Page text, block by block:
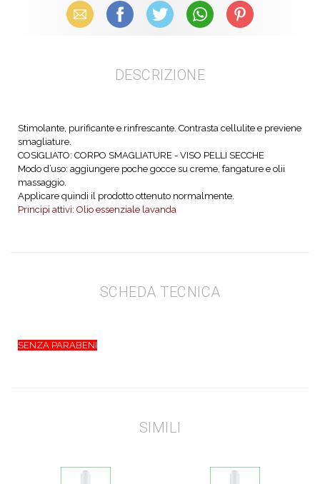
Email Facebook X (Twitter) WhatsAppPinterest
DESCRIZIONE
Stimolante, purificante e rinfrescante. Contrasta cellulite e previene
smagliature.
COSIGLIATO: CORPO SMAGLIATURE - VISO PELLI SECCHE
Modo d’uso: aggiungere poche gocce su creme, fangature e olii
massaggio.
Applicare quindi il prodotto ottenuto normalmente.
Principi attivi: Olio essenziale lavanda
SCHEDA TECNICA
SENZA PARABENI
SIMILI